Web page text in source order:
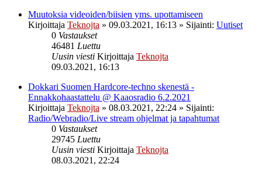
Muutoksia videoiden/biisien yms. upottamiseen
Kirjoittaja Teknojta » 09.03.2021, 16:13 » Sijainti: Uutiset
0 Vastaukset
46481 Luettu
Uusin viesti Kirjoittaja Teknojta
09.03.2021, 16:13
Dokkari Suomen Hardcore-techno skenestä -
Ennakkohaastattelu @ Kaaosradio 6.2.2021
Kirjoittaja Teknojta » 08.03.2021, 22:24 » Sijainti:
Radio/Webradio/Live stream ohjelmat ja tapahtumat
0 Vastaukset
29745 Luettu
Uusin viesti Kirjoittaja Teknojta
08.03.2021, 22:24